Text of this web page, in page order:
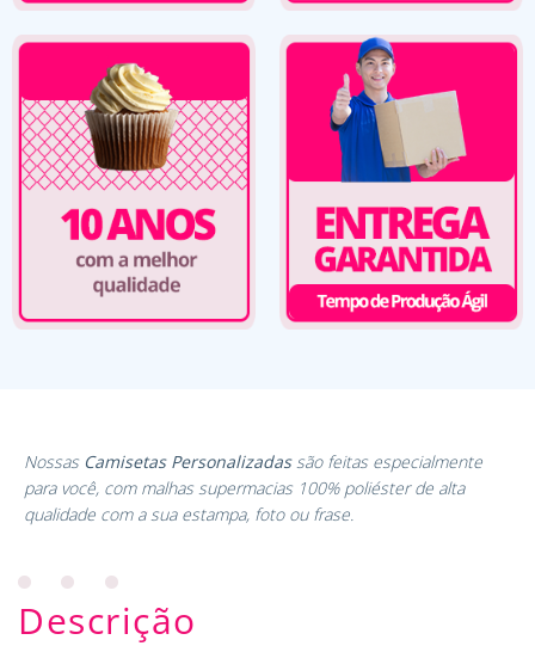
Nossas Camisetas Personalizadassão feitas especialmente
para você, com malhas supermacias 100% poliéster de alta
qualidade com a sua estampa, foto ou frase.
Descrição